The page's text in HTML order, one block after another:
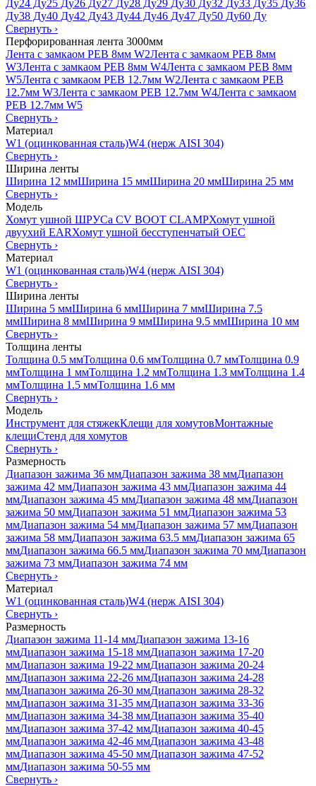
Ду24 Ду25 Ду26 Ду27 Ду28 Ду29 Ду30 Ду32 Ду33 Ду35 Ду36
Ду38 Ду40 Ду42 Ду43 Ду44 Ду46 Ду47 Ду50 Ду60 Ду
Свернуть ›
Перфорированная лента 3000мм
Лента с замкаом PEB 8мм W2Лента с замкаом PEB 8мм
W3Лента с замкаом PEB 8мм W4Лента с замкаом PEB 8мм
W5Лента с замкаом PEB 12.7мм W2Лента с замкаом PEB
12.7мм W3Лента с замкаом PEB 12.7мм W4Лента с замкаом
PEB 12.7мм W5
Свернуть ›
Материал
W1 (оцинкованная сталь)W4 (нерж AISI 304)
Свернуть ›
Ширина ленты
Ширина 12 ммШирина 15 ммШирина 20 ммШирина 25 мм
Свернуть ›
Модель
Хомут ушной ШРУСа CV BOOT CLAMPХомут ушной
двуухий EARХомут ушной бесступенчатый OEC
Свернуть ›
Материал
W1 (оцинкованная сталь)W4 (нерж AISI 304)
Свернуть ›
Ширина ленты
Ширина 5 ммШирина 6 ммШирина 7 ммШирина 7.5
ммШирина 8 ммШирина 9 ммШирина 9.5 ммШирина 10 мм
Свернуть ›
Толщина ленты
Толщина 0.5 ммТолщина 0.6 ммТолщина 0.7 ммТолщина 0.9
ммТолщина 1 ммТолщина 1.2 ммТолщина 1.3 ммТолщина 1.4
ммТолщина 1.5 ммТолщина 1.6 мм
Свернуть ›
Модель
Инструмент для стяжекКлещи для хомутовМонтажные
клещиСтенд для хомутов
Свернуть ›
Размерность
Диапазон зажима 36 ммДиапазон зажима 38 ммДиапазон
зажима 42 ммДиапазон зажима 43 ммДиапазон зажима 44
ммДиапазон зажима 45 ммДиапазон зажима 48 ммДиапазон
зажима 50 ммДиапазон зажима 51 ммДиапазон зажима 53
ммДиапазон зажима 54 ммДиапазон зажима 57 ммДиапазон
зажима 58 ммДиапазон зажима 63.5 ммДиапазон зажима 65
ммДиапазон зажима 66.5 ммДиапазон зажима 70 ммДиапазон
зажима 73 ммДиапазон зажима 74 мм
Свернуть ›
Материал
W1 (оцинкованная сталь)W4 (нерж AISI 304)
Свернуть ›
Размерность
Диапазон зажима 11-14 ммДиапазон зажима 13-16
ммДиапазон зажима 15-18 ммДиапазон зажима 17-20
ммДиапазон зажима 19-22 ммДиапазон зажима 20-24
ммДиапазон зажима 22-26 ммДиапазон зажима 24-28
ммДиапазон зажима 26-30 ммДиапазон зажима 28-32
ммДиапазон зажима 31-35 ммДиапазон зажима 33-36
ммДиапазон зажима 34-38 ммДиапазон зажима 35-40
ммДиапазон зажима 37-42 ммДиапазон зажима 40-45
ммДиапазон зажима 42-46 ммДиапазон зажима 43-48
ммДиапазон зажима 45-50 ммДиапазон зажима 47-52
ммДиапазон зажима 50-55 мм
Свернуть ›